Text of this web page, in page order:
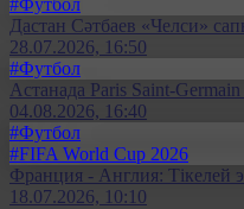
#Футбол
Дастан Сәтбаев «Челси»
28.07.2026, 16:50
#Футбол
Астанада Paris Saint-
04.08.2026, 16:40
#Футбол
#FIFA World Cup 2026
Франция - Англия: Тікелей
18.07.2026, 10:10